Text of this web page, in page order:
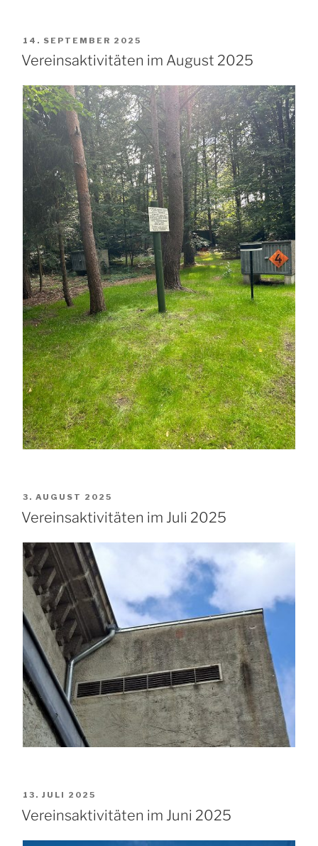
VERÖFFENTLICHT
AM
14. SEPTEMBER 2025
Vereinsaktivitäten im August 2025
VERÖFFENTLICHT
AM
3. AUGUST 2025
Vereinsaktivitäten im Juli 2025
VERÖFFENTLICHT
AM
13. JULI 2025
Vereinsaktivitäten im Juni 2025